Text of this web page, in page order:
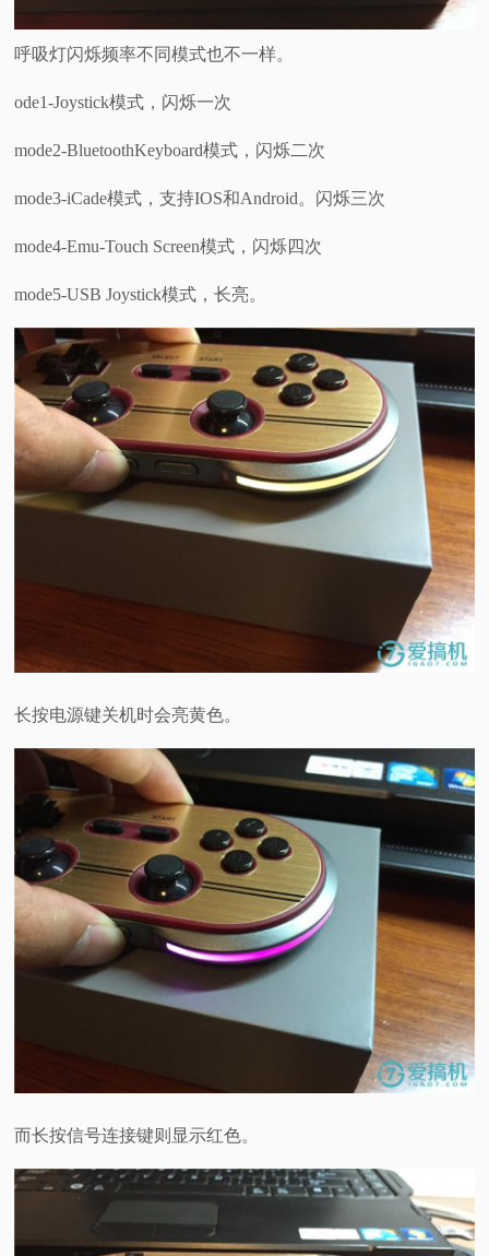
呼吸灯闪烁频率不同模式也不一样。
ode1-Joystick模式，闪烁一次
mode2-BluetoothKeyboard模式，闪烁二次
mode3-iCade模式，支持IOS和Android。闪烁三次
mode4-Emu-Touch Screen模式，闪烁四次
mode5-USB Joystick模式，长亮。
长按电源键关机时会亮黄色。
而长按信号连接键则显示红色。